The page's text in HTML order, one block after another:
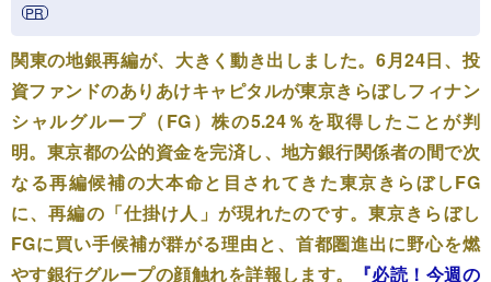
関東の地銀再編が、大きく動き出しました。6月24日、投
資ファンドのありあけキャピタルが東京きらぼしフィナン
シャルグループ（FG）株の5.24％を取得したことが判
明。東京都の公的資金を完済し、地方銀行関係者の間で次
なる再編候補の大本命と目されてきた東京きらぼしFG
に、再編の「仕掛け人」が現れたのです。東京きらぼし
FGに買い手候補が群がる理由と、首都圏進出に野心を燃
やす銀行グループの顔触れを詳報します。
『必読！今週の